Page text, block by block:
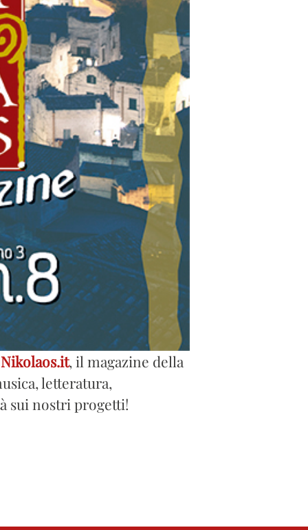
Nikolaos.it, il magazine della
letteratura,
sui nostri progetti!